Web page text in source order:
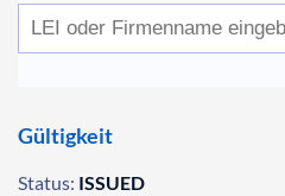
Gültigkeit
Status: ISSUED